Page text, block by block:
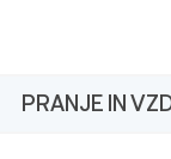
PRANJE IN